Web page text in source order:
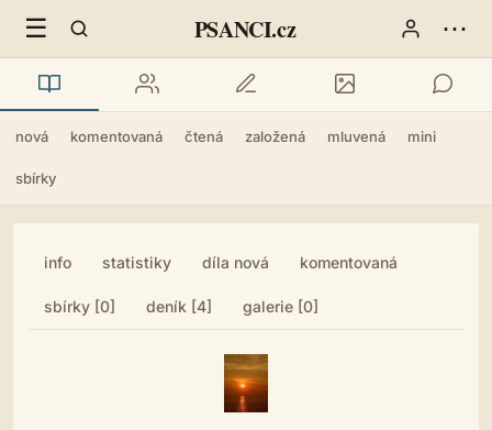
☰ PSANCI.cz ⋯
nová komentovaná čtená založená mluvená mini
sbírky
info statistiky díla nová komentovaná
sbírky [0] deník [4] galerie [0]